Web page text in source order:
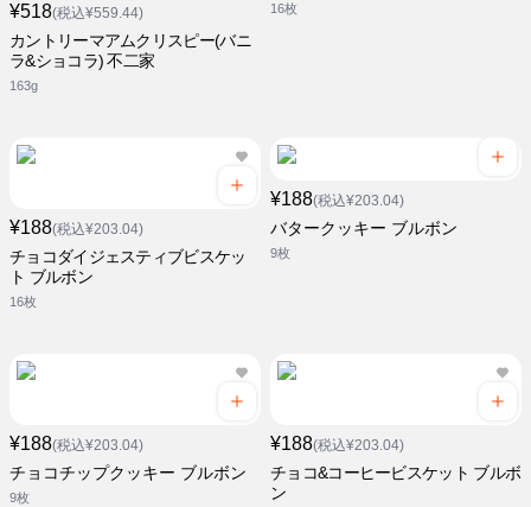
¥518(税込¥559.44)
カントリーマアムクリスピー(バニ
ラ&ショコラ) 不二家
163g
16枚
¥188(税込¥203.04)
チョコダイジェスティブビスケッ
ト ブルボン
16枚
¥188(税込¥203.04)
バタークッキー ブルボン
9枚
¥188(税込¥203.04)
チョコチップクッキー ブルボン
9枚
¥188(税込¥203.04)
チョコ&コーヒービスケット ブルボ
ン